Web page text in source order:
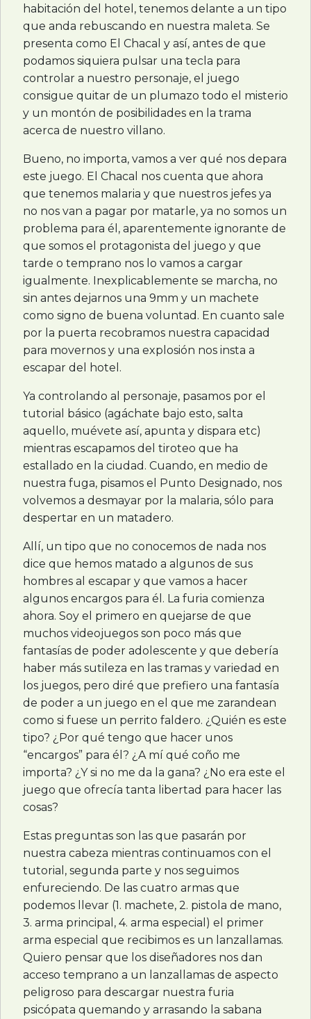
habitación del hotel, tenemos delante a un tipo
que anda rebuscando en nuestra maleta. Se
presenta como El Chacal y así, antes de que
podamos siquiera pulsar una tecla para
controlar a nuestro personaje, el juego
consigue quitar de un plumazo todo el misterio
y un montón de posibilidades en la trama
acerca de nuestro villano.
Bueno, no importa, vamos a ver qué nos depara
este juego. El Chacal nos cuenta que ahora
que tenemos malaria y que nuestros jefes ya
no nos van a pagar por matarle, ya no somos un
problema para él, aparentemente ignorante de
que somos el protagonista del juego y que
tarde o temprano nos lo vamos a cargar
igualmente. Inexplicablemente se marcha, no
sin antes dejarnos una 9mm y un machete
como signo de buena voluntad. En cuanto sale
por la puerta recobramos nuestra capacidad
para movernos y una explosión nos insta a
escapar del hotel.
Ya controlando al personaje, pasamos por el
tutorial básico (agáchate bajo esto, salta
aquello, muévete así, apunta y dispara etc)
mientras escapamos del tiroteo que ha
estallado en la ciudad. Cuando, en medio de
nuestra fuga, pisamos el Punto Designado, nos
volvemos a desmayar por la malaria, sólo para
despertar en un matadero.
Allí, un tipo que no conocemos de nada nos
dice que hemos matado a algunos de sus
hombres al escapar y que vamos a hacer
algunos encargos para él. La furia comienza
ahora. Soy el primero en quejarse de que
muchos videojuegos son poco más que
fantasías de poder adolescente y que debería
haber más sutileza en las tramas y variedad en
los juegos, pero diré que prefiero una fantasía
de poder a un juego en el que me zarandean
como si fuese un perrito faldero. ¿Quién es este
tipo? ¿Por qué tengo que hacer unos
“encargos” para él? ¿A mí qué coño me
importa? ¿Y si no me da la gana? ¿No era este el
juego que ofrecía tanta libertad para hacer las
cosas?
Estas preguntas son las que pasarán por
nuestra cabeza mientras continuamos con el
tutorial, segunda parte y nos seguimos
enfureciendo. De las cuatro armas que
podemos llevar (1. machete, 2. pistola de mano,
3. arma principal, 4. arma especial) el primer
arma especial que recibimos es un lanzallamas.
Quiero pensar que los diseñadores nos dan
acceso temprano a un lanzallamas de aspecto
peligroso para descargar nuestra furia
psicópata quemando y arrasando la sabana